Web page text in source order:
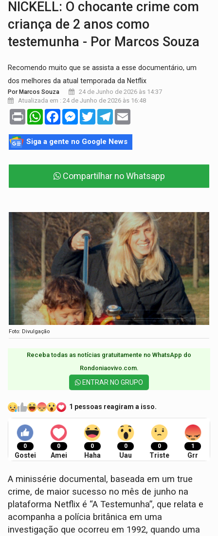
NICKELL: O chocante crime com
criança de 2 anos como
testemunha - Por Marcos Souza
Recomendo muito que se assista a esse documentário, um
dos melhores da atual temporada da Netflix
Por Marcos Souza
24 de Junho de 2026 às 14:37
Atualizada em : 24 de Junho de 2026 às 16:48
Print WhatsAppFacebookMessenger
TwitterTelegram
Siga a gente no Google News
Compartilhar no Whatsapp
Foto: Divulgação
Receba todas as notícias gratuitamente no WhatsApp do
Rondoniaovivo.com.​
ENTRAR NO GRUPO
1 pessoas reagiram a isso.
0
Gostei
0
Amei
0
Haha
0
Uau
0
Triste
1
Grr
A minissérie documental, baseada em um true
crime, de maior sucesso no mês de junho na
plataforma Netflix é “A Testemunha”, que relata e
acompanha a polícia britânica em uma
investigação que ocorreu em 1992, quando uma